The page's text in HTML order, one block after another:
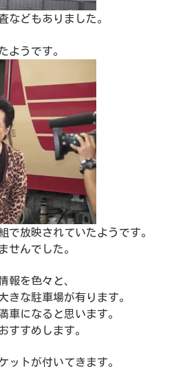
などもありました。
ようです。
で放映されていたようです。
せんでした。
報を色々と、
きな駐車場が有ります。
車になると思います。
すすめします。
ットが付いてきます。